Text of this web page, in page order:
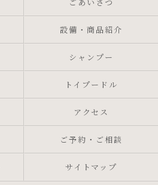
設備・商品紹介
シャンプー
トイプードル
アクセス
ご予約・ご相談
サイトマップ